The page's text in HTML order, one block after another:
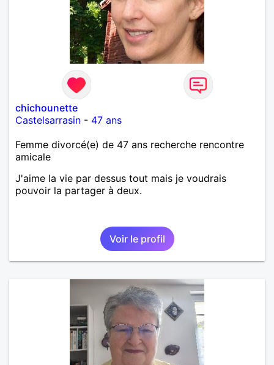
chichounette
Castelsarrasin - 47 ans
Femme divorcé(e) de 47 ans recherche rencontre
amicale
J'aime la vie par dessus tout mais je voudrais
pouvoir la partager à deux.
Voir le profil